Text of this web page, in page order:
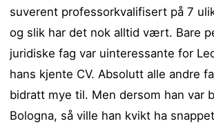
suverent professorkvalifisert på 7
og slik har det nok alltid vært. Bare
juridiske fag var uinteressante for
hans kjente CV. Absolutt alle andre
bidratt mye til. Men dersom han var
Bologna, så ville han kvikt ha